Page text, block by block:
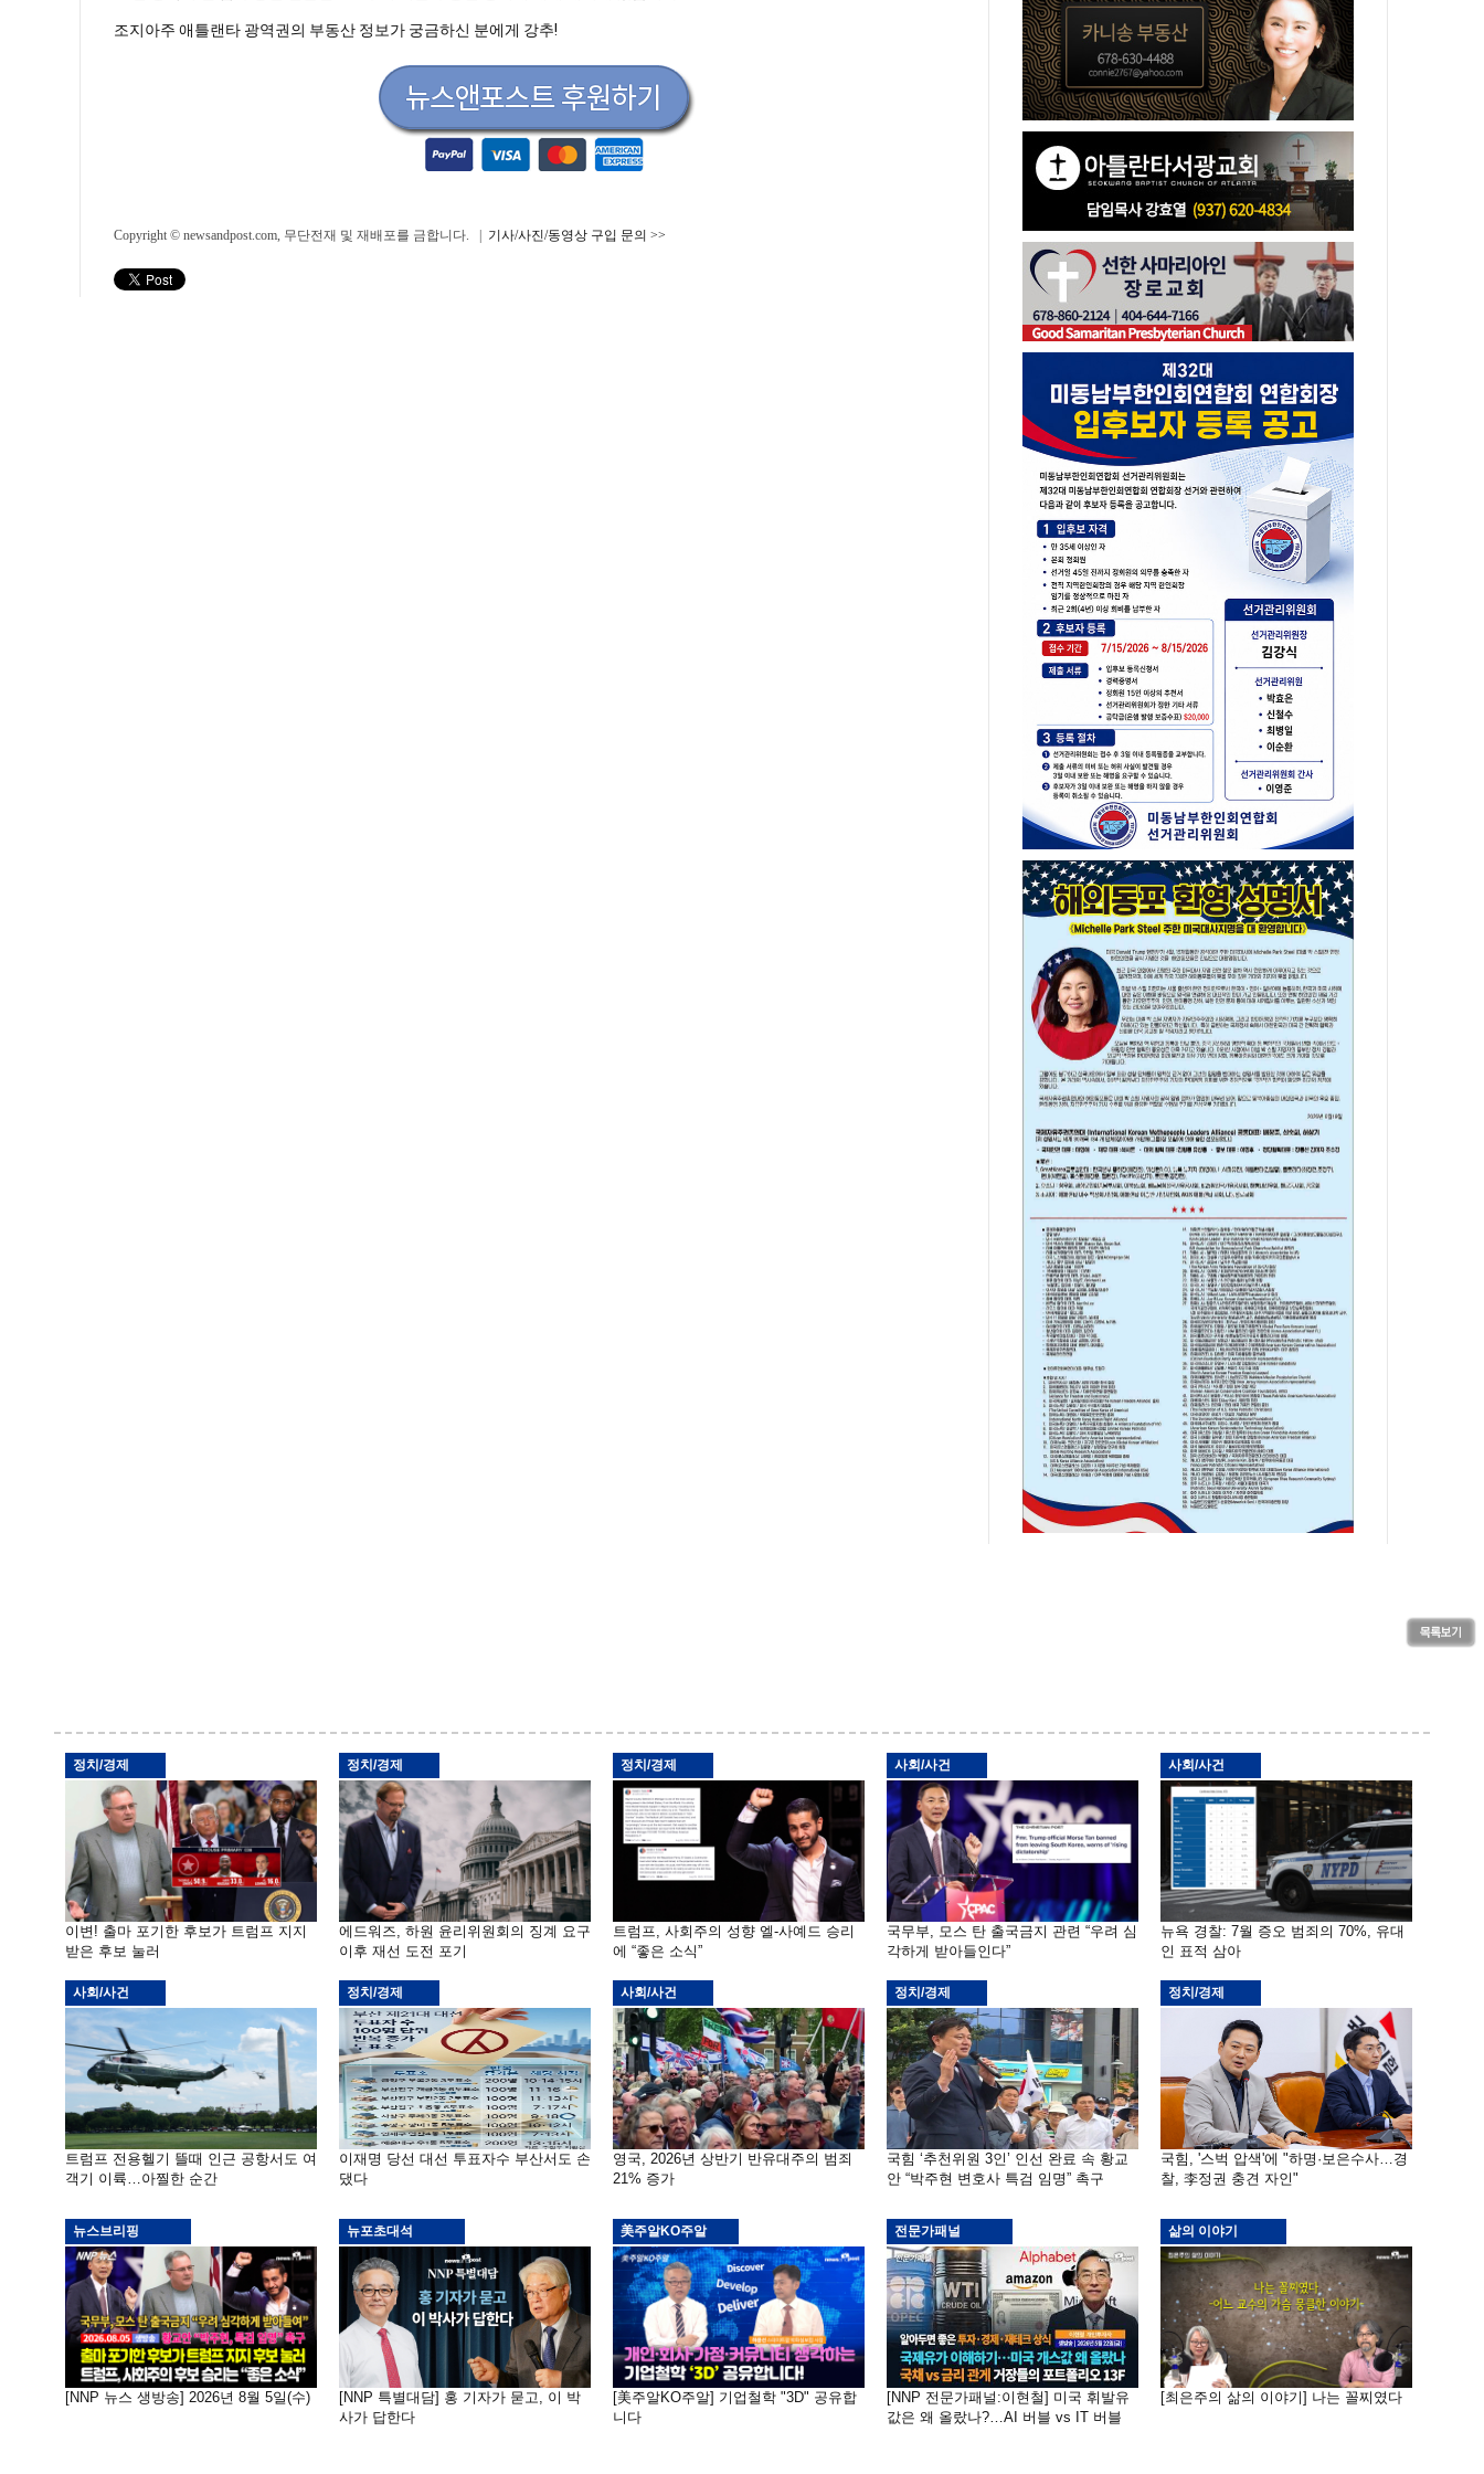
조지아주 애틀랜타 광역권의 부동산 정보가 궁금하신 분에게 강추!
Copyright © newsandpost.com, 무단전재 및 재배포를 금합니다. | 기사/사진/동영상 구입 문의 >>
정치/경제
이변! 출마 포기한 후보가 트럼프 지지
받은 후보 눌러
정치/경제
에드워즈, 하원 윤리위원회의 징계 요구
이후 재선 도전 포기
정치/경제
트럼프, 사회주의 성향 엘-사예드 승리
에 “좋은 소식”
사회/사건
국무부, 모스 탄 출국금지 관련 “우려 심
각하게 받아들인다”
사회/사건
뉴욕 경찰: 7월 증오 범죄의 70%, 유대
인 표적 삼아
사회/사건
트럼프 전용헬기 뜰때 인근 공항서도 여
객기 이륙…아찔한 순간
정치/경제
이재명 당선 대선 투표자수 부산서도 손
댔다
사회/사건
영국, 2026년 상반기 반유대주의 범죄
21% 증가
정치/경제
국힘 ‘추천위원 3인’ 인선 완료 속 황교
안 “박주현 변호사 특검 임명” 촉구
정치/경제
국힘, '스벅 압색'에 "하명·보은수사…경
찰, 李정권 충견 자인"
뉴스브리핑
[NNP 뉴스 생방송] 2026년 8월 5일(수)
뉴포초대석
[NNP 특별대담] 홍 기자가 묻고, 이 박
사가 답한다
美주알KO주알
[美주알KO주알] 기업철학 "3D" 공유합
니다
전문가패널
[NNP 전문가패널:이현철] 미국 휘발유
값은 왜 올랐나?…AI 버블 vs IT 버블
삶의 이야기
[최은주의 삶의 이야기] 나는 꼴찌였다